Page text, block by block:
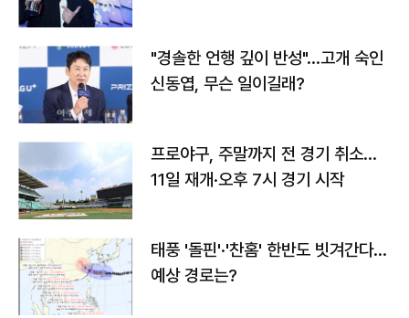
"경솔한 언행 깊이 반성"…고개 숙인
신동엽, 무슨 일이길래?
프로야구, 주말까지 전 경기 취소…
11일 재개·오후 7시 경기 시작
태풍 '돌핀'·'찬홈' 한반도 빗겨간다…
예상 경로는?